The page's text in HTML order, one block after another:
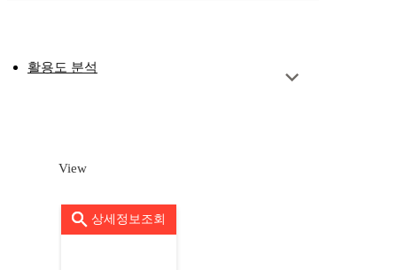
활용도 분석
View
상세정보조회